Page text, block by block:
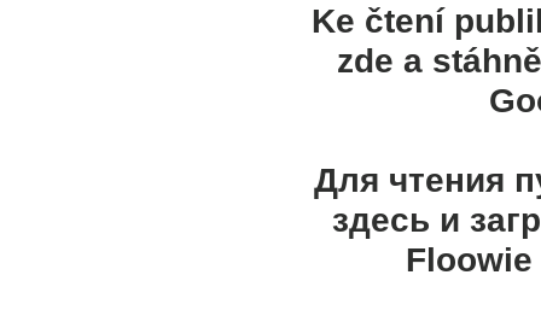
Ke čtení
zde a
Для чтения
здесь и
Floowie